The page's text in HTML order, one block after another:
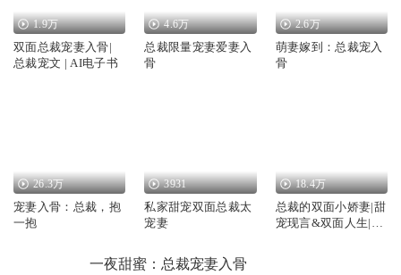
1.9万
双面总裁宠妻入骨|
总裁宠文 | AI电子书
4.6万
总裁限量宠妻爱妻入
骨
2.6万
萌妻嫁到：总裁宠入
骨
26.3万
宠妻入骨：总裁，抱
一抱
3931
私家甜宠双面总裁太
宠妻
18.4万
总裁的双面小娇妻|甜
宠现言&双面人生|总
一夜甜蜜：总裁宠妻入骨